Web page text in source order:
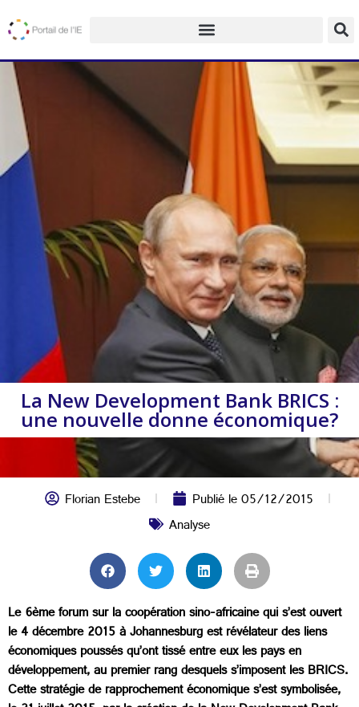
La New Development Bank BRICS :
une nouvelle donne économique?
Florian Estebe Publié le05/12/2015
Analyse
Le 6ème forum sur la coopération sino-africaine qui s’est ouvert
le 4 décembre 2015 à Johannesburg est révélateur des liens
économiques poussés qu’ont tissé entre eux les pays en
développement, au premier rang desquels s’imposent les BRICS.
Cette stratégie de rapprochement économique s’est symbolisée,